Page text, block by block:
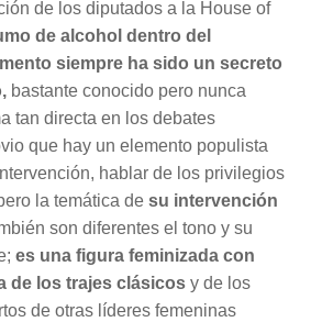
de los diputados a la House of
de alcohol dentro del
siempre ha sido un secreto
bastante conocido pero nunca
tan directa en los debates
que hay un elemento populista
hablar de los privilegios
la temática de su intervención
son diferentes el tono y su
es una figura feminizada con
de los trajes clásicos y de los
de otras líderes femeninas